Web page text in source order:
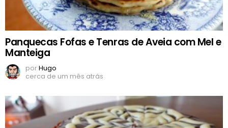
Panquecas Fofas e Tenras de Aveia com Mel e
Manteiga
porHugo
cerca de um mês atrás